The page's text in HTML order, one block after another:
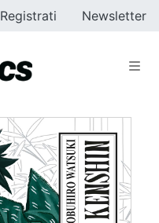
Registrati Newsletter